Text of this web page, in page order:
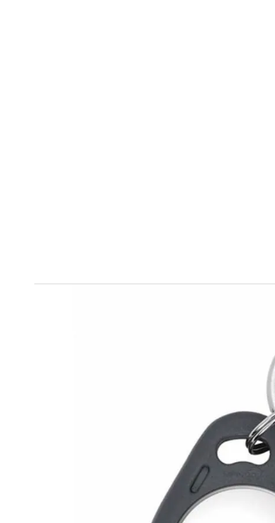
Set van 10 - DoorBird proximitybadge 125
badge is grijs en gemaakt van ABS kunststof.